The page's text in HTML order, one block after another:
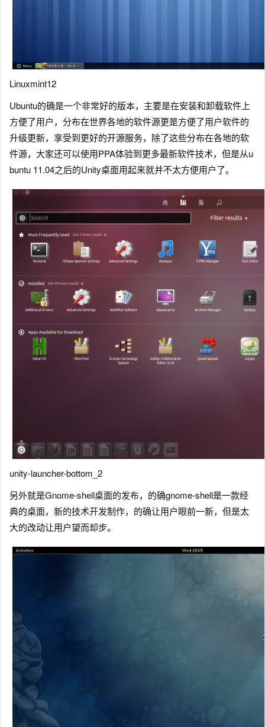
Linuxmint12
Ubuntu的确是一个非常好的版本，主要是在安装和卸载软件上
方便了用户，分布在世界各地的软件源更是方便了用户软件的
升级更新，享受到更好的开源服务，除了这些分布在各地的软
件源，大家还可以使用PPA体验到更多最新软件技术，但是从u
buntu 11.04之后的Unity桌面用起来就并不太方便用户了。
unity-launcher-bottom_2
另外就是Gnome-shell桌面的发布，的确gnome-shell是一款经
典的桌面，新的技术开发制作，的确让用户眼前一新，但是太
大的改动让用户望而却步。